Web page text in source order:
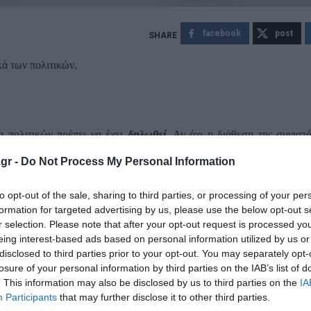
- Do Not Process My Personal Information
opt-out of the sale, sharing to third parties, or processing of your
for targeted advertising by us, please use the below opt-out
selection. Please note that after your opt-out request is processed
interest-based ads based on personal information utilized by us
to third parties prior to your opt-out. You may separately
of your personal information by third parties on the IAB’s list of
This information may also be disclosed by us to third parties on the
Participants that may further disclose it to other third parties.
facebook post
των πολιτικών.
πρέπει να έχειδηλωθεί.Αν όχι η διάθεση της
λογαριασμοί δεν υπάρχουν, πλέον. Άρα για τον εκεί
ανατεθεί σε ασχέτους.